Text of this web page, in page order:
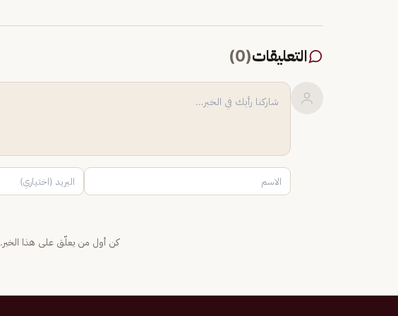
التعليقات(
0
)
كن أول من يعلّق على هذا الخبر.